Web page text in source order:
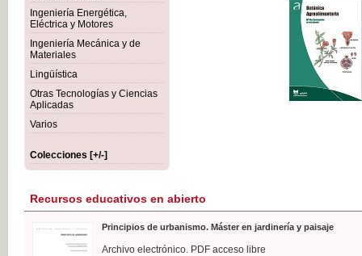
Ingeniería Energética,
Eléctrica y Motores
Ingeniería Mecánica y de
Materiales
Lingüística
Otras Tecnologías y Ciencias
Aplicadas
Varios
Colecciones [+/-]
IVA
Recursos educativos en abierto
Principios de urbanismo. Máster en jardinería y paisaje
Archivo electrónico. PDF acceso libre